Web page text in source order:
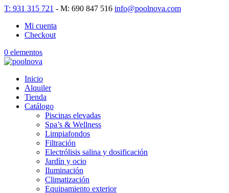
T: 931 315 721 - M: 690 847 516 info@poolnova.com
Mi cuenta
Checkout
0 elementos
Inicio
Alquiler
Tienda
Catálogo
Piscinas elevadas
Spa’s & Wellness
Limpiafondos
Filtración
Electrólisis salina y dosificación
Jardín y ocio
Iluminación
Climatización
Equipamiento exterior